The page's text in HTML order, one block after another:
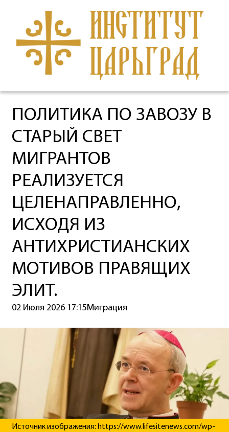
ПОЛИТИКА ПО ЗАВОЗУ В
СТАРЫЙ СВЕТ
МИГРАНТОВ
РЕАЛИЗУЕТСЯ
ЦЕЛЕНАПРАВЛЕННО,
ИСХОДЯ ИЗ
АНТИХРИСТИАНСКИХ
МОТИВОВ ПРАВЯЩИХ
ЭЛИТ.
02 Июля 2026 17:15Миграция
Источник изображения: https://www.lifesitenews.com/wp-